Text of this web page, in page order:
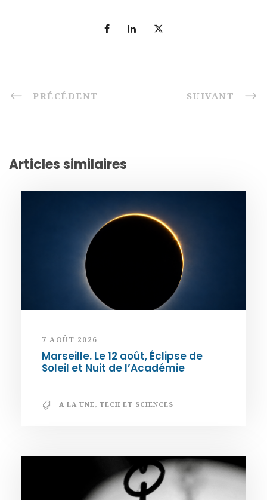
PRÉCÉDENT SUIVANT
Articles similaires
7 AOÛT 2026
Marseille. Le 12 août, Éclipse de
Soleil et Nuit de l’Académie
A LA UNE, TECH ET SCIENCES